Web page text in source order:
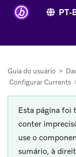
Guia do usuário >
Configurar Currents
Esta página foi
conter
use o
sumário, à